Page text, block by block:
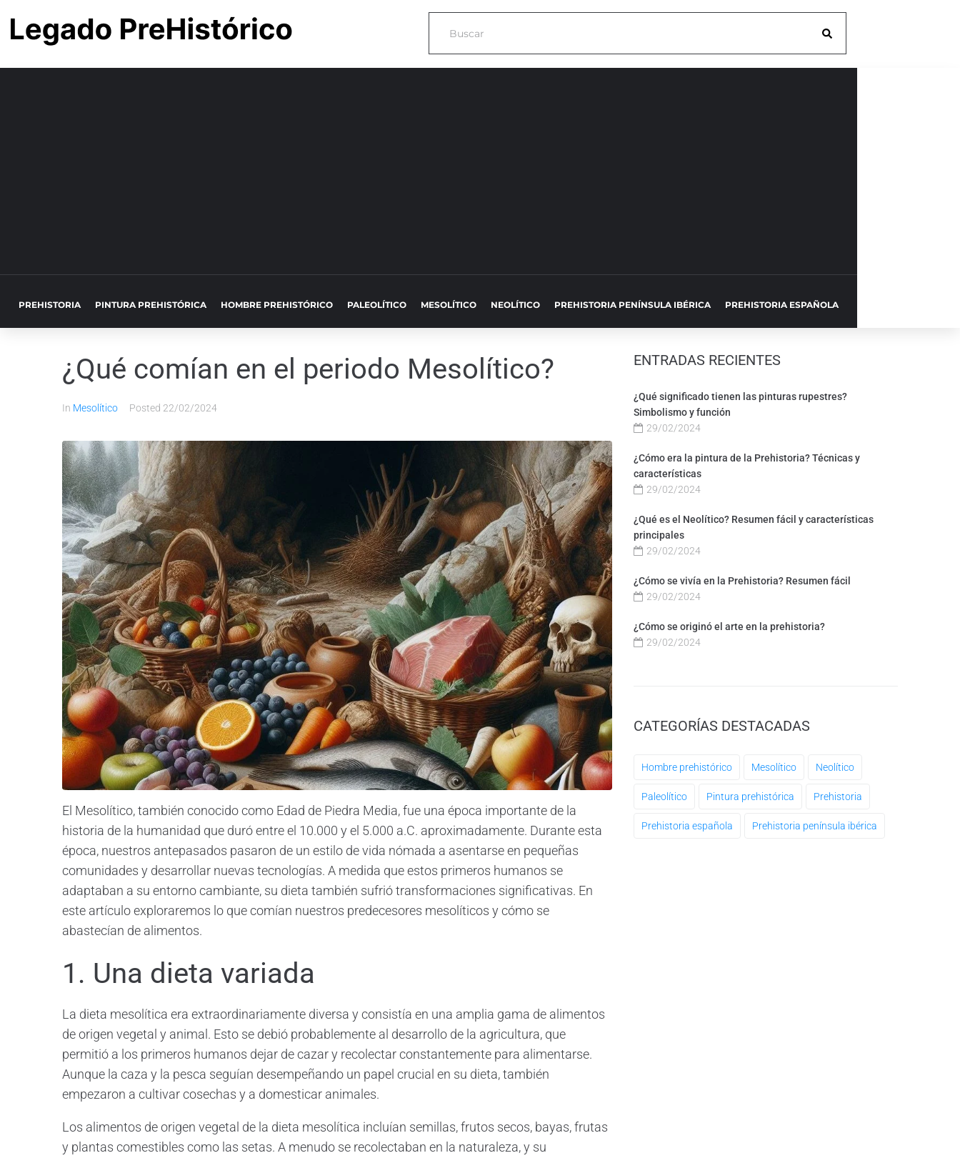
PREHISTORIA PINTURA PREHISTÓRICA HOMBRE PREHISTÓRICO PALEOLÍTICO MESOLÍTICO NEOLÍTICO PREHISTORIA PENÍNSULA IBÉRICA PREHISTORIA ESPAÑOLA
¿Qué comían en el periodo Mesolítico?
In Mesolítico Posted 22/02/2024
El Mesolítico, también conocido como Edad de Piedra Media, fue una época importante de la
historia de la humanidad que duró entre el 10.000 y el 5.000 a.C. aproximadamente. Durante esta
época, nuestros antepasados pasaron de un estilo de vida nómada a asentarse en pequeñas
comunidades y desarrollar nuevas tecnologías. A medida que estos primeros humanos se
adaptaban a su entorno cambiante, su dieta también sufrió transformaciones significativas. En
este artículo exploraremos lo que comían nuestros predecesores mesolíticos y cómo se
abastecían de alimentos.
1. Una dieta variada
La dieta mesolítica era extraordinariamente diversa y consistía en una amplia gama de alimentos
de origen vegetal y animal. Esto se debió probablemente al desarrollo de la agricultura, que
permitió a los primeros humanos dejar de cazar y recolectar constantemente para alimentarse.
Aunque la caza y la pesca seguían desempeñando un papel crucial en su dieta, también
empezaron a cultivar cosechas y a domesticar animales.
Los alimentos de origen vegetal de la dieta mesolítica incluían semillas, frutos secos, bayas, frutas
y plantas comestibles como las setas. A menudo se recolectaban en la naturaleza, y su
ENTRADAS RECIENTES
¿Qué significado tienen las pinturas rupestres?
Simbolismo y función
29/02/2024
¿Cómo era la pintura de la Prehistoria? Técnicas y
características
29/02/2024
¿Qué es el Neolítico? Resumen fácil y características
principales
29/02/2024
¿Cómo se vivía en la Prehistoria? Resumen fácil
29/02/2024
¿Cómo se originó el arte en la prehistoria?
29/02/2024
CATEGORÍAS DESTACADAS
Hombre prehistórico Mesolítico Neolítico
Paleolítico Pintura prehistórica Prehistoria
Prehistoria española Prehistoria península ibérica